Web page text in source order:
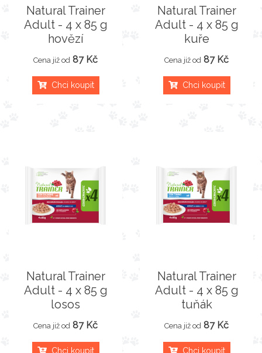
Natural Trainer
Adult - 4 x 85 g
hovězí
Cena již od 87 Kč
Chci koupit
Natural Trainer
Adult - 4 x 85 g
kuře
Cena již od 87 Kč
Chci koupit
Natural Trainer
Adult - 4 x 85 g
losos
Cena již od 87 Kč
Chci koupit
Natural Trainer
Adult - 4 x 85 g
tuňák
Cena již od 87 Kč
Chci koupit